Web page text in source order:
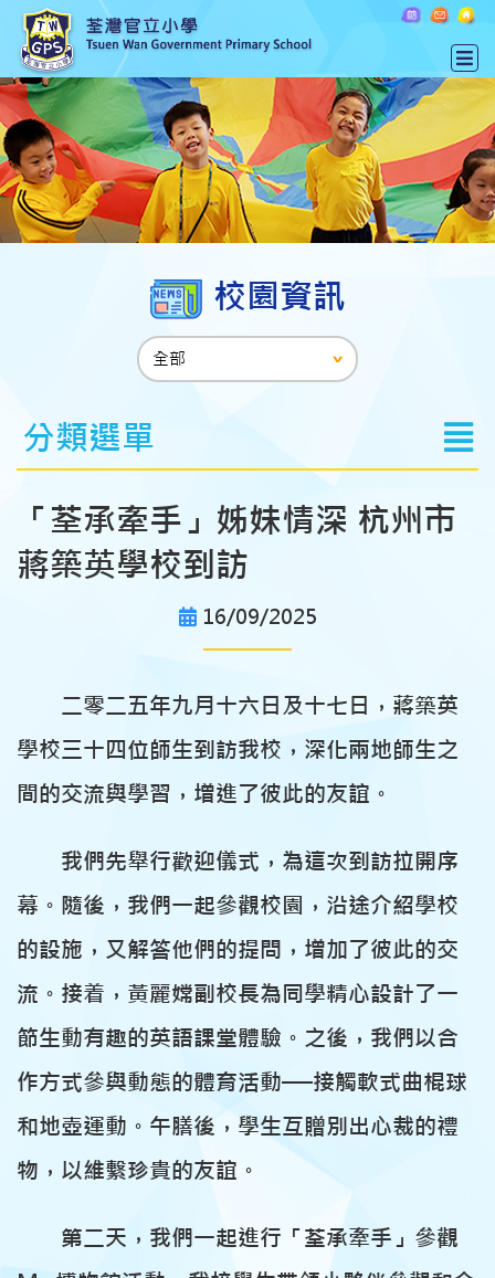
校園資訊
分類選單
「荃承牽手」姊妹情深 杭州市
蔣築英學校到訪
16/09/2025
二零二五年九月十六日及十七日，蔣築英
學校三十四位師生到訪我校，深化兩地師生之
間的交流與學習，增進了彼此的友誼。
我們先舉行歡迎儀式，為這次到訪拉開序
幕。隨後，我們一起參觀校園，沿途介紹學校
的設施，又解答他們的提問，增加了彼此的交
流。接着，黃麗嫦副校長為同學精心設計了一
節生動有趣的英語課堂體驗。之後，我們以合
作方式參與動態的體育活動──接觸軟式曲棍球
和地壺運動。午膳後，學生互贈別出心裁的禮
物，以維繫珍貴的友誼。
第二天，我們一起進行「荃承牽手」參觀